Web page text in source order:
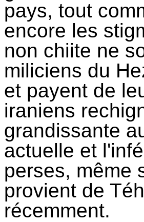
pays, tout
encore les
non chiite ne
miliciens du
et payent de
iraniens
grandissante
actuelle et
perses, même
provient de
récemment.